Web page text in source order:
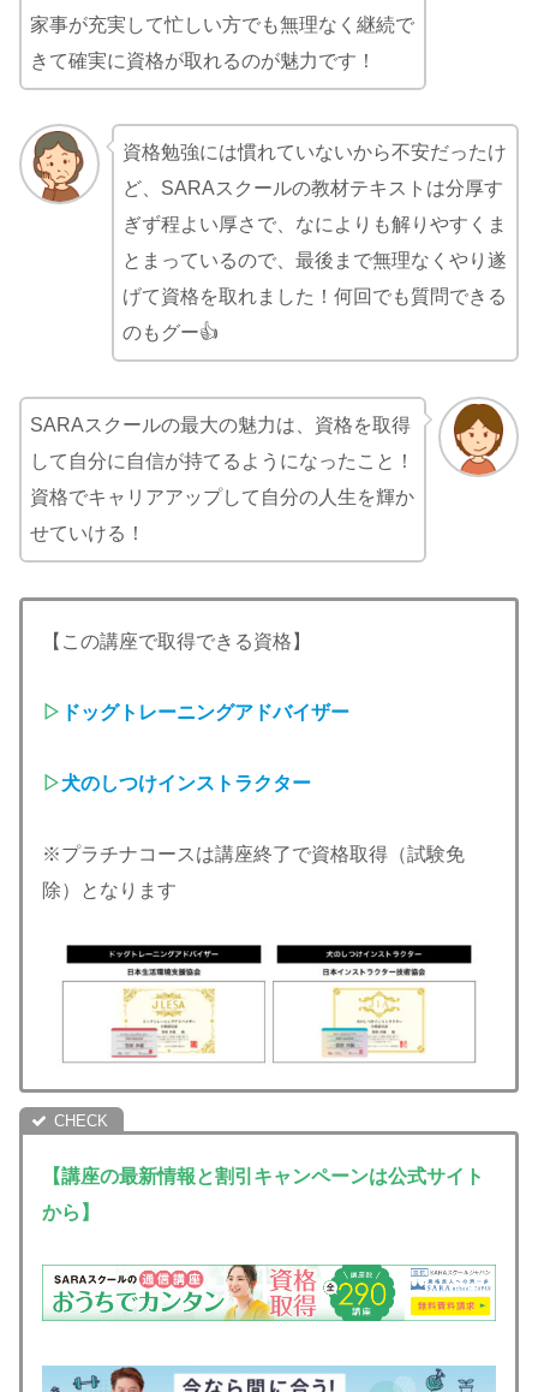
家事が充実して忙しい方でも無理なく継続で
きて確実に資格が取れるのが魅力です！
資格勉強には慣れていないから不安だったけ
ど、SARAスクールの教材テキストは分厚す
ぎず程よい厚さで、なによりも解りやすくま
とまっているので、最後まで無理なくやり遂
げて資格を取れました！何回でも質問できる
のもグー👍
SARAスクールの最大の魅力は、資格を取得
して自分に自信が持てるようになったこと！
資格でキャリアアップして自分の人生を輝か
せていける！
【この講座で取得できる資格】
▷ ドッグトレーニングアドバイザー
▷犬のしつけインストラクター
※プラチナコースは講座終了で資格取得（試験免
除）となります
【講座の最新情報と割引キャンペーンは公式サイト
から】